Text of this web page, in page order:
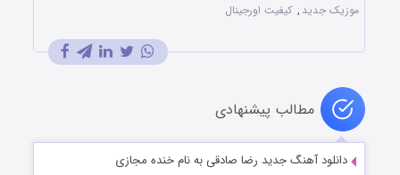
موزیک جدید , کیفیت اورجینال
مطالب پیشنهادی
دانلود آهنگ جدید رضا صادقی به نام خنده مجازی